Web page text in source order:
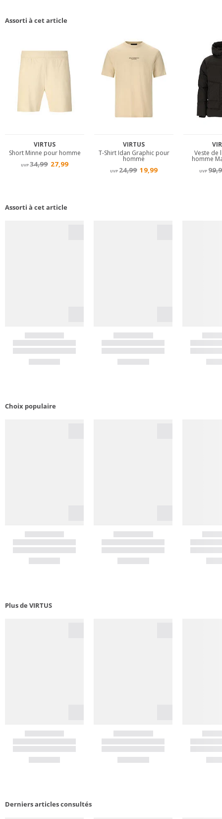
Assorti à cet article
Assorti à cet article
Choix populaire
Plus de VIRTUS
Derniers articles consultés